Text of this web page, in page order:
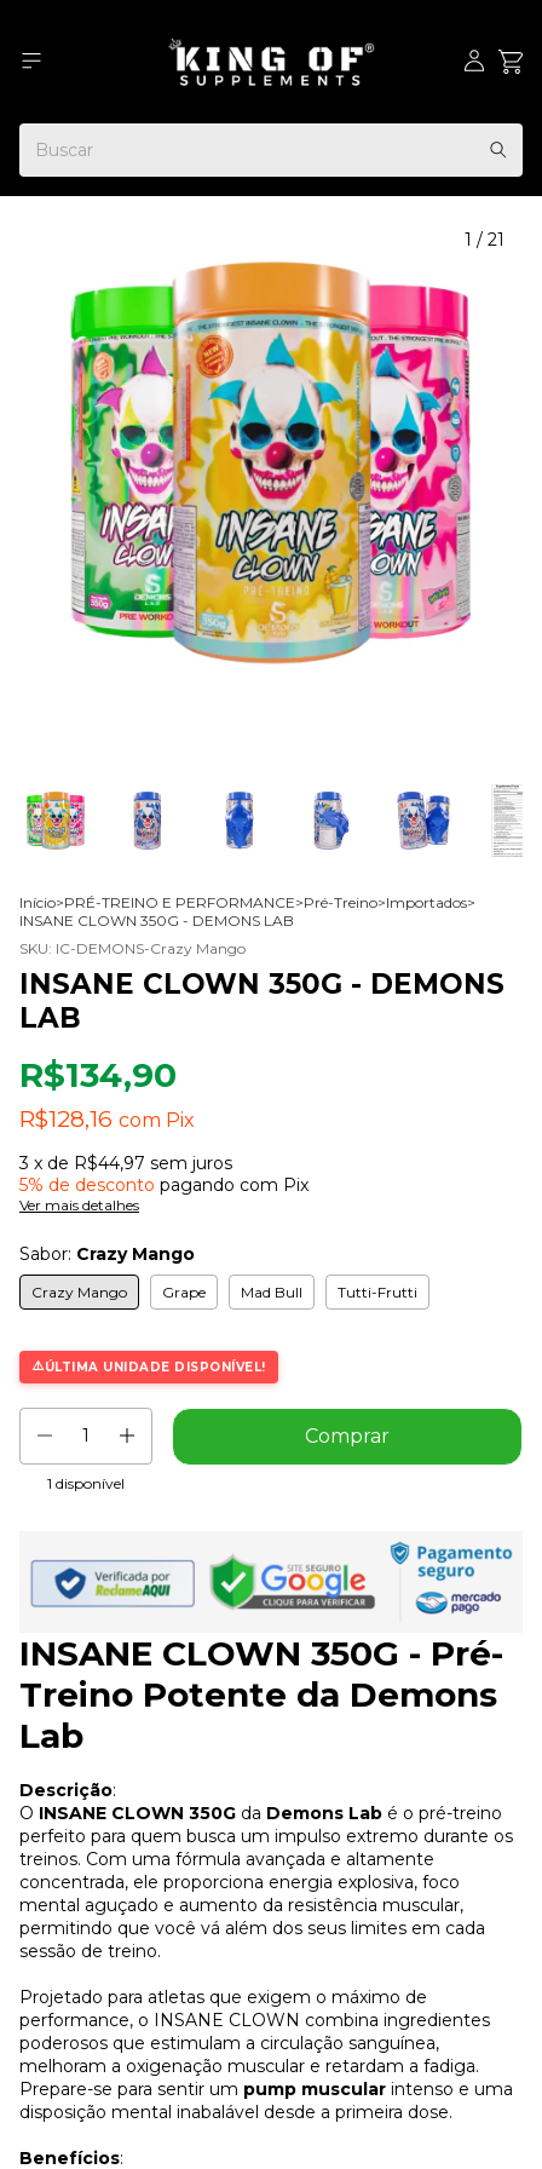
1 / 21
Início>PRÉ-TREINO E PERFORMANCE>Pré-Treino>Importados>
INSANE CLOWN 350G - DEMONS LAB
SKU: IC-DEMONS-Crazy Mango
INSANE CLOWN 350G - DEMONS
LAB
R$134,90
R$128,16 com Pix
3 x de R$44,97 sem juros
5% de desconto pagando com Pix
Ver mais detalhes
Sabor: Crazy Mango
Crazy Mango Grape Mad Bull Tutti-Frutti
ÚLTIMA UNIDADE DISPONÍVEL!
1 disponível
INSANE CLOWN 350G - Pré-
Treino Potente da Demons
Lab
Descrição:
O INSANE CLOWN 350G da Demons Lab é o pré-treino
perfeito para quem busca um impulso extremo durante os
treinos. Com uma fórmula avançada e altamente
concentrada, ele proporciona energia explosiva, foco
mental aguçado e aumento da resistência muscular,
permitindo que você vá além dos seus limites em cada
sessão de treino.
Projetado para atletas que exigem o máximo de
performance, o INSANE CLOWN combina ingredientes
poderosos que estimulam a circulação sanguínea,
melhoram a oxigenação muscular e retardam a fadiga.
Prepare-se para sentir um pump muscular intenso e uma
disposição mental inabalável desde a primeira dose.
Benefícios: